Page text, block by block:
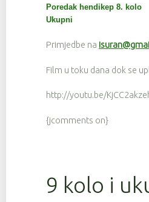
Poredak hendikep 8. kolo
Ukupni
Primjedbe na
Film u toku dana dok se
http://youtu.be/
{jcomments on}
9 kolo i